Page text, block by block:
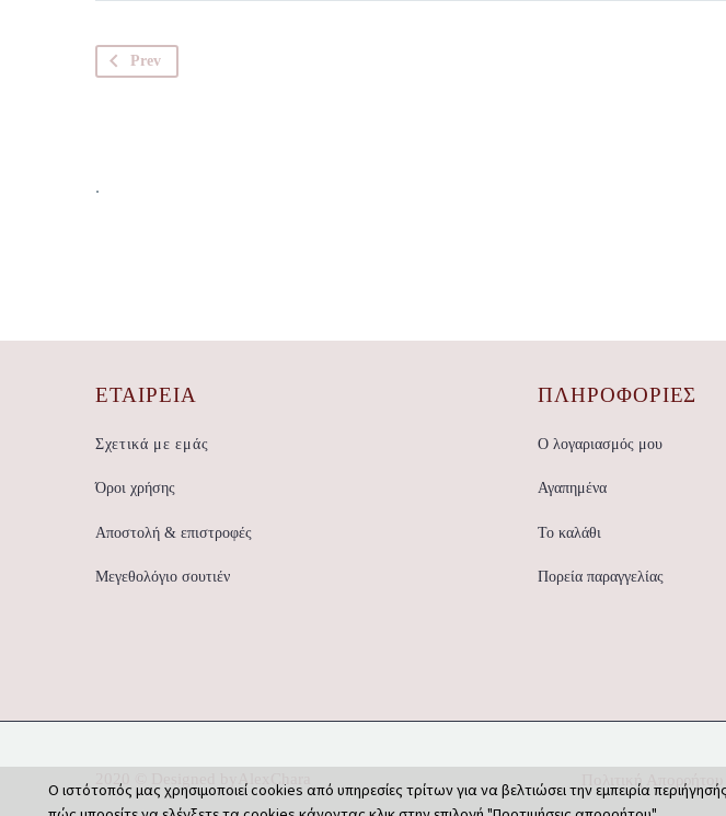
Prev
.
ΕΤΑΙΡΕΊΑ
Σχετικά με εμάς
Όροι χρήσης
Αποστολή & επιστροφές
Μεγεθολόγιο σουτιέν
ΠΛΗΡΟΦΟΡΙΕΣ
Ο λογαριασμός μου
Αγαπημένα
Το καλάθι
Πορεία παραγγελίας
Πολιτική Απορρήτου
2020 © Designed by AlexChara
Ο ιστότοπός μας χρησιμοποιεί cookies από υπηρεσίες τρίτων για να βελτιώσει την εμπειρία